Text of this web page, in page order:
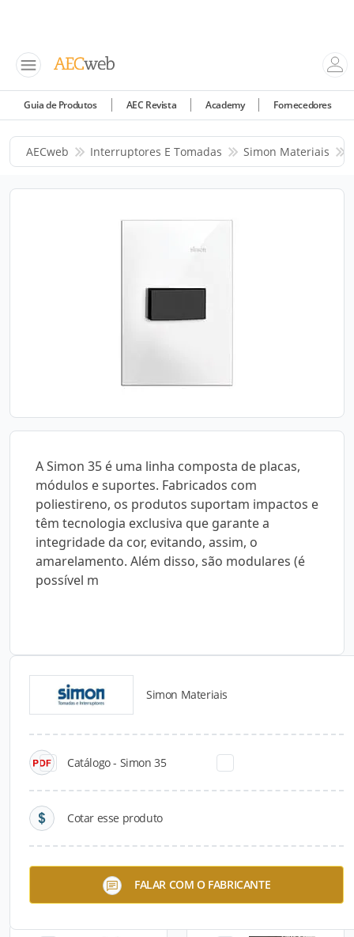
Guia de Produtos AEC Revista Academy Fornecedores
AECweb Interruptores E Tomadas Simon Materiais
A Simon 35 é uma linha composta de placas,
módulos e suportes. Fabricados com
poliestireno, os produtos suportam impactos e
têm tecnologia exclusiva que garante a
integridade da cor, evitando, assim, o
amarelamento. Além disso, são modulares (é
possível m
Simon Materiais
Catálogo - Simon 35
Cotar esse produto
FALAR COM O FABRICANTE
Catálogos para Download